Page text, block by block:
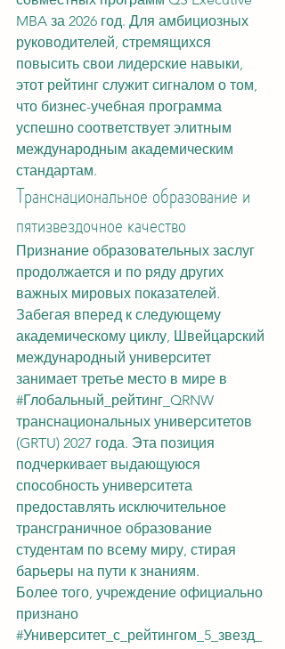
MBA за 2026 год. Для амбициозных
руководителей, стремящихся
повысить свои лидерские навыки,
этот рейтинг служит сигналом о том,
что бизнес-учебная программа
успешно соответствует элитным
международным академическим
стандартам.
Транснациональное образование и
пятизвездочное качество
Признание образовательных заслуг
продолжается и по ряду других
важных мировых показателей.
Забегая вперед к следующему
академическому циклу, Швейцарский
международный университет
занимает третье место в мире в
#Глобальный_рейтинг_QRNW
транснациональных университетов
(GRTU) 2027 года. Эта позиция
подчеркивает выдающуюся
способность университета
предоставлять исключительное
трансграничное образование
студентам по всему миру, стирая
барьеры на пути к знаниям.
Более того, учреждение официально
признано
#Университет_с_рейтингом_5_звезд_